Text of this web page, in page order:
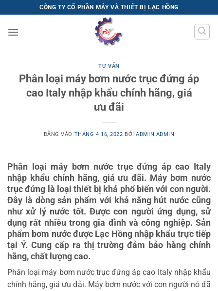
qua
nội
CÔNG TY CỔ PHẦN MÁY VÀ THIẾT BỊ LẠC HỒNG
TƯ VẤN
Phân loại máy bơm nước trục đứng áp
cao Italy nhập khẩu chính hãng, giá
ưu đãi
ĐĂNG VÀO THÁNG 4 16, 2022 BỞIADMIN ADMIN
Phân loại máy bơm nước trục đứng áp cao Italy
nhập khẩu chính hãng, giá ưu đãi. Máy bơm nước
trục đứng là loại thiết bị khá phổ biến với con người.
Đây là dòng sản phẩm với khả năng hút nước cũng
như xử lý nước tốt. Được con người ứng dụng, sử
dụng rất nhiều trong gia đình và công nghiệp. Sản
phẩm bơm nước được Lạc Hồng nhập khẩu trực tiếp
tại Ý. Cung cấp ra thị trường đảm bảo hàng chính
hãng, chất lượng cao.
Phân loại máy bơm nước trục đứng áp cao Italy nhập khẩu
chính hãng, giá ưu đãi. Máy bơm nước với con người nó đã